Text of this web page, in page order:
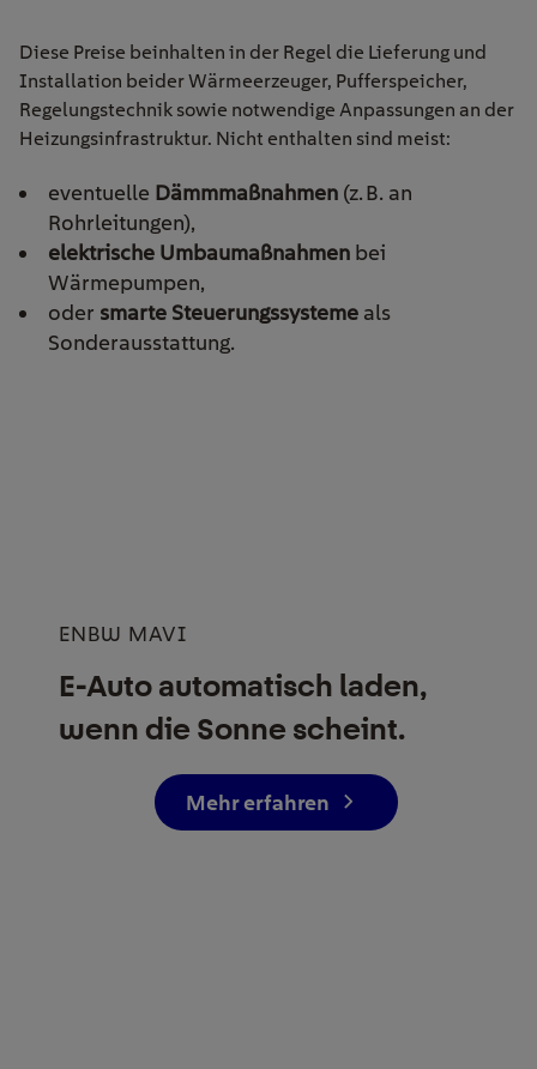
Diese Preise beinhalten in der Regel die Lieferung und
Installation beider Wärmeerzeuger, Pufferspeicher,
Regelungstechnik sowie notwendige Anpassungen an der
Heizungsinfrastruktur. Nicht enthalten sind meist:
eventuelle Dämmmaßnahmen (z. B. an
Rohrleitungen),
elektrische Umbaumaßnahmen bei
Wärmepumpen,
oder smarte Steuerungssysteme als
Sonderausstattung.
ENBW MAVI
E-Auto automatisch laden,
wenn die Sonne scheint.
Mehr erfahren